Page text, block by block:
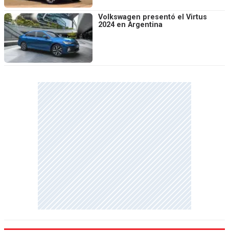
Volkswagen presentó el Virtus
2024 en Argentina